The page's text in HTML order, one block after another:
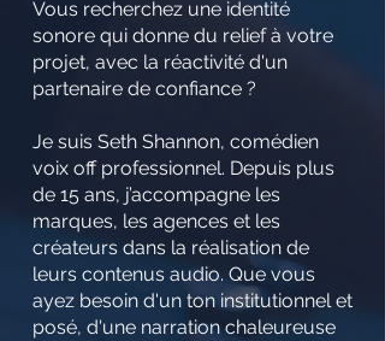
Vous recherchez une identité
sonore qui donne du relief à votre
projet, avec la réactivité d'un
partenaire de confiance ?
Je suis Seth Shannon, comédien
voix off professionnel. Depuis plus
de 15 ans, j’accompagne les
marques, les agences et les
créateurs dans la réalisation de
leurs contenus audio. Que vous
ayez besoin d'un ton institutionnel et
posé, d'une narration chaleureuse